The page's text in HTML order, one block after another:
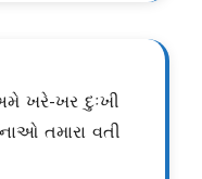
ખરે-ખર દુઃખી
તમારા વતી